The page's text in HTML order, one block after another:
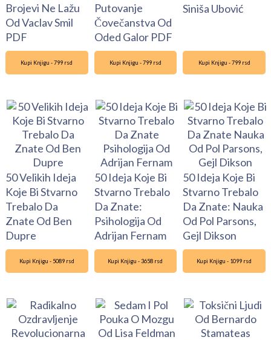
Brojevi Ne Lažu
Od Vaclav Smil
PDF
Putovanje
Čovečanstva Od
Oded Galor PDF
Siniša Ubović
Kupi Knjigu - 799 rsd
50 Velikih Ideja
Koje Bi Stvarno
Trebalo Da
Znate Od Ben
Dupre
Kupi Knjigu - 799 rsd
50 Ideja Koje Bi
Stvarno Trebalo
Da Znate:
Psihologija Od
Adrijan Fernam
Kupi Knjigu - 799 rsd
50 Ideja Koje Bi
Stvarno Trebalo
Da Znate: Nauka
Od Pol Parsons,
Gejl Dikson
Kupi Knjigu - 5089 rsd Kupi Knjigu - 3658 rsd Kupi Knjigu - 1099 rsd